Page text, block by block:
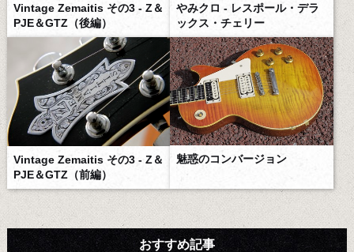
Vintage Zemaitis その3 - Z＆
PJE＆GTZ（後編）
やみクロ - レスポール・デラ
ックス・チェリー
Vintage Zemaitis その3 - Z＆
PJE＆GTZ（前編）
魅惑のコンバージョン
おすすめ記事